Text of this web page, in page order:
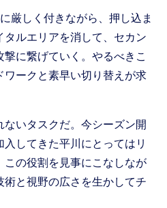
厳しく付きながら、押し込ま
ルエリアを消して、セカン
撃に繋げていく。やるべきこ
ワークと素早い切り替えが求
いタスクだ。今シーズン開
してきた平川にとってはリ
この役割を見事にこなしなが
術と視野の広さを生かしてチ